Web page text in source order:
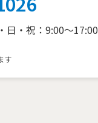
日・祝：9:00～17:00
す